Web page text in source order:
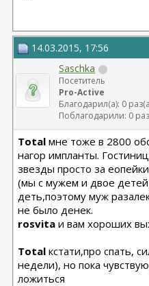
14.03.2015, 17:56
Saschka
Посетитель
Pro-Active
Благодарил(а): 0
Поблагодарили: 0
Total мне тоже в 2800
нагор импланты.
звезды просто за
(мы с мужем и двое
деть,поэтому муж
не было денек.
rosvita и вам хороших
Total кстати,про спать,
недели), но пока
ложиться